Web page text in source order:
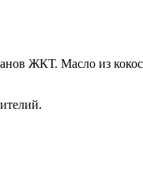
ЖКТ. Масло из